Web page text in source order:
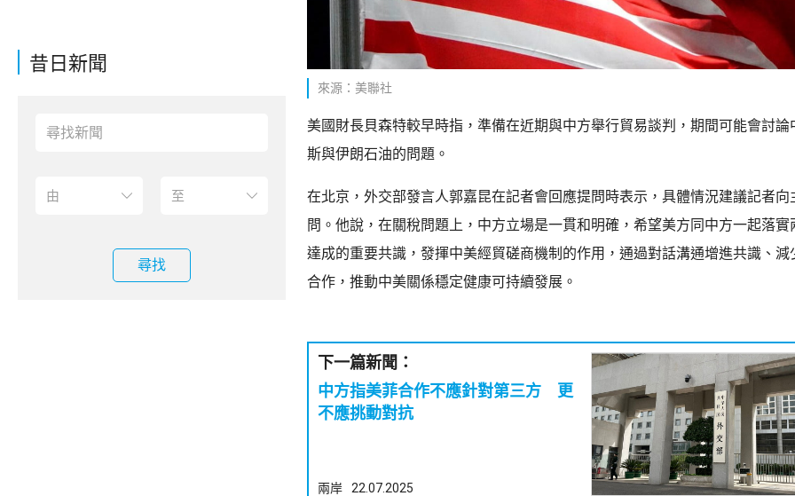
昔日新聞
尋找
來源：美聯社
美國財長貝森特較早時指，準備在近期與中方舉行貿易談判，期間可能會討論
斯與伊朗石油的問題。
在北京，外交部發言人郭嘉昆在記者會回應提問時表示，具體情況建議記者向
問。他說，在關稅問題上，中方立場是一貫和明確，希望美方同中方一起落實
達成的重要共識，發揮中美經貿磋商機制的作用，通過對話溝通增進共識、減
合作，推動中美關係穩定健康可持續發展。
下一篇新聞：
中方指美菲合作不應針對第三方 更
不應挑動對抗
兩岸 22.07.2025